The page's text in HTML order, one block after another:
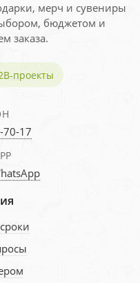
мерч и сувениры
бюджетом и
заказа.
проекты
70-17